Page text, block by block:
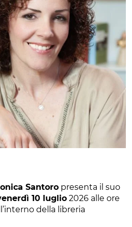
Santoro presenta il suo
10 luglio 2026 alle ore
della libreria